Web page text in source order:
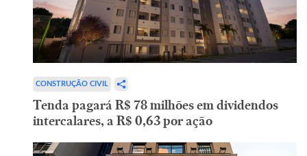
CONSTRUÇÃO CIVIL
Tenda pagará R$ 78 milhões em dividendos
intercalares, a R$ 0,63 por ação